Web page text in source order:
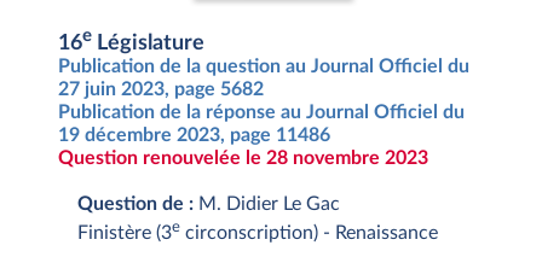
16e Législature
Publication de la question au Journal Officiel du
27 juin 2023, page 5682
Publication de la réponse au Journal Officiel du
19 décembre 2023, page 11486
Question renouvelée le 28 novembre 2023
Question de : M. Didier Le Gac
Finistère (3e circonscription) - Renaissance